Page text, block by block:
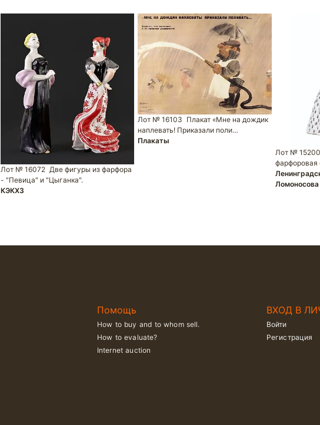
Лот № 16072 Две фигуры из фарфора
- "Певица" и "Цыганка".
КЭКХЗ
Лот № 16103 Плакат «Мне на дождик
наплевать! Приказали поли…
Плакаты
Лот № 15200
фарфоровая
Ломоносова
Помощь
How to buy and to whom sell.
How to evaluate?
Internet auction
ВХОД В
Войти
Регистрация